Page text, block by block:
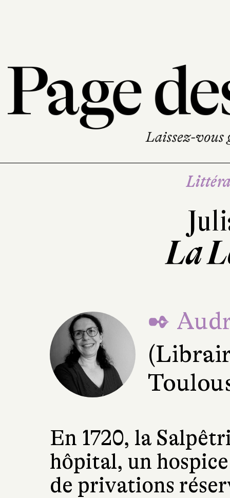
La
✒
En 1720, la
hôpital, un
de privations